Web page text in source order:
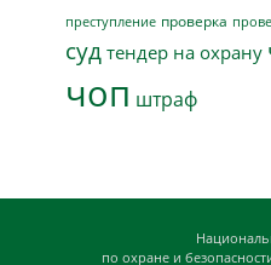
преступление проверка
суд тендер на охрану
чоп штраф
по охране и